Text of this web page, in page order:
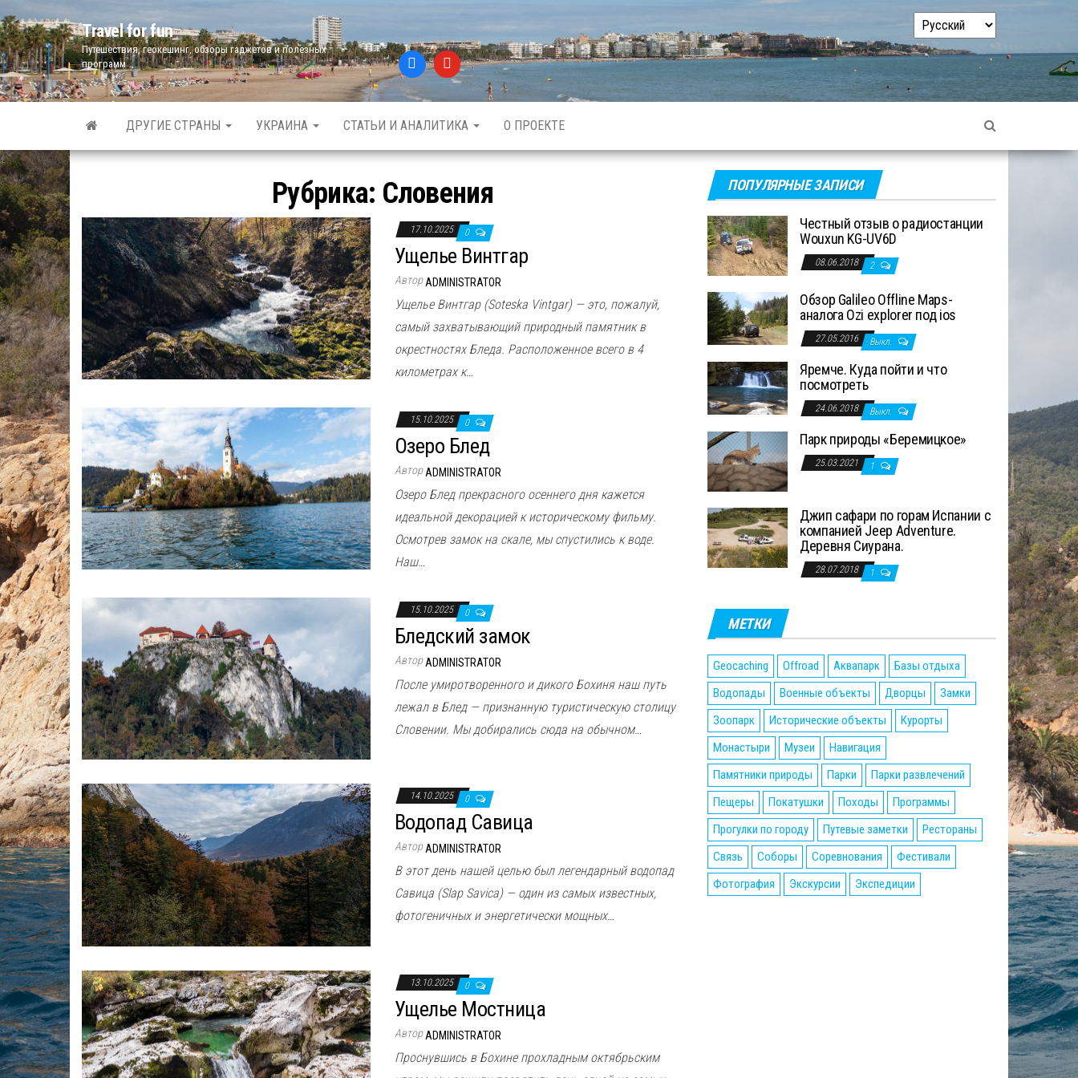
to
the
content
Travel for fun
Путешествия, геокешинг, обзоры гаджетов и полезных
программ
Выбрать
язык
ДРУГИЕ СТРАНЫ УКРАИНА СТАТЬИ И АНАЛИТИКА О ПРОЕКТЕ
Рубрика: Словения
17.10.2025 0
Ущелье Винтгар
АвторADMINISTRATOR
Ущелье Винтгар (Soteska Vintgar) — это, пожалуй,
самый захватывающий природный памятник в
окрестностях Бледа. Расположенное всего в 4
километрах к…
15.10.2025 0
Озеро Блед
АвторADMINISTRATOR
Озеро Блед прекрасного осеннего дня кажется
идеальной декорацией к историческому фильму.
Осмотрев замок на скале, мы спустились к воде.
Наш…
15.10.2025 0
Бледский замок
АвторADMINISTRATOR
После умиротворенного и дикого Бохиня наш путь
лежал в Блед — признанную туристическую столицу
Словении. Мы добирались сюда на обычном…
14.10.2025 0
Водопад Савица
АвторADMINISTRATOR
В этот день нашей целью был легендарный водопад
Савица (Slap Savica) — один из самых известных,
фотогеничных и энергетически мощных…
13.10.2025 0
Ущелье Мостница
АвторADMINISTRATOR
Проснувшись в Бохине прохладным октябрьским
ПОПУЛЯРНЫЕ ЗАПИСИ
Честный отзыв о радиостанции
Wouxun KG-UV6D
08.06.2018 2
Обзор Galileo Offline Maps-
аналога Ozi explorer под ios
27.05.2016 Выкл.
Яремче. Куда пойти и что
посмотреть
24.06.2018 Выкл.
Парк природы «Беремицкое»
25.03.2021 1
Джип сафари по горам Испании с
компанией Jeep Adventure.
Деревня Сиурана.
28.07.2018 1
МЕТКИ
Geocaching Offroad Аквапарк
Базы отдыха
Водопады
Военные объекты Дворцы
Замки
Зоопарк
Исторические объекты
Курорты
Монастыри
Музеи
Навигация
Памятники природы
Парки
Парки развлечений
Пещеры
Покатушки Походы
Программы
Прогулки по городу
Путевые заметки
Рестораны
Связь
Соборы Соревнования
Фестивали
Фотография
Экскурсии Экспедиции